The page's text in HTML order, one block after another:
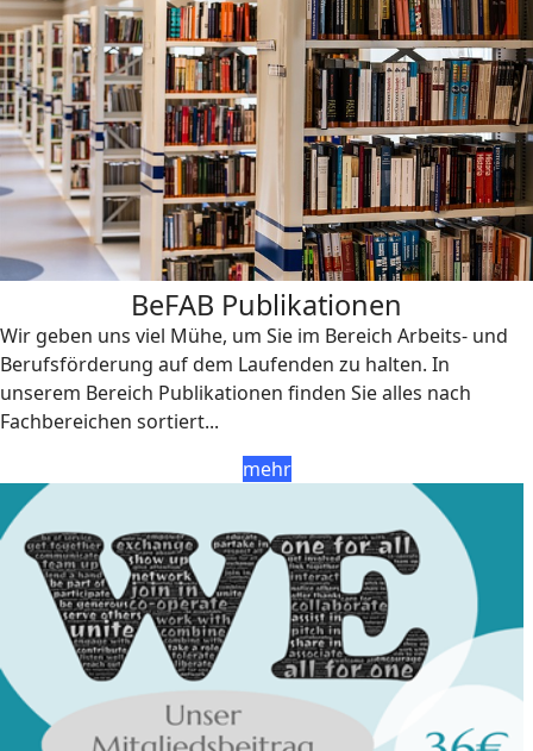
BeFAB Publikationen
Wir geben uns viel Mühe, um Sie im Bereich Arbeits- und
Berufsförderung auf dem Laufenden zu halten. In
unserem Bereich Publikationen finden Sie alles nach
Fachbereichen sortiert...
mehr